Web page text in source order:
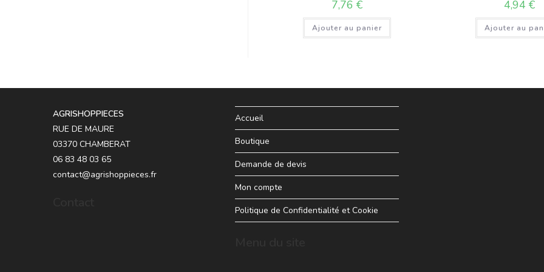
7,76 €
Ajouter au panier
4,94 €
Ajouter au
AGRISHOPPIECES
RUE DE MAURE
03370 CHAMBERAT
06 83 48 03 65
contact@agrishoppieces.fr
Accueil
Boutique
Demande de devis
Mon compte
Politique de Confidentialité et Cookie